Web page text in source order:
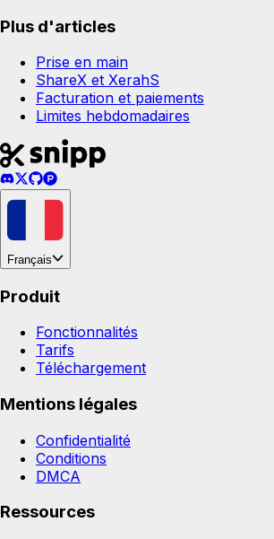
Plus d'articles
Prise en main
ShareX et XerahS
Facturation et paiements
Limites hebdomadaires
Français
Produit
Fonctionnalités
Tarifs
Téléchargement
Mentions légales
Confidentialité
Conditions
DMCA
Ressources